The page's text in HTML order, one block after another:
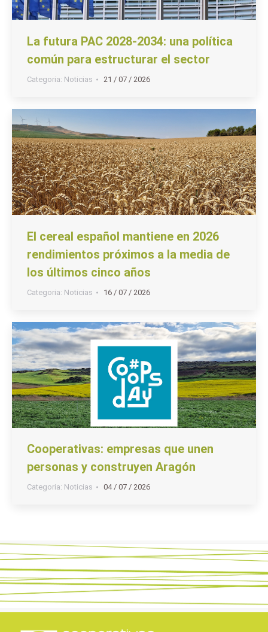
La futura PAC 2028-2034: una política
común para estructurar el sector
Categoria: Noticias 21 / 07 / 2026
El cereal español mantiene en 2026
rendimientos próximos a la media de
los últimos cinco años
Categoria: Noticias 16 / 07 / 2026
Cooperativas: empresas que unen
personas y construyen Aragón
Categoria: Noticias 04 / 07 / 2026